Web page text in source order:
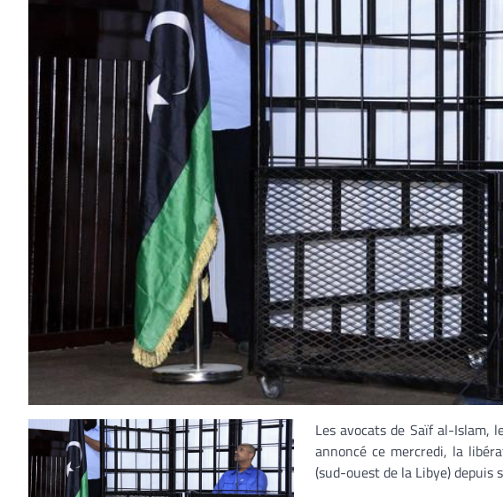
Les avocats de Saïf al-Islam,
annoncé ce mercredi, la
(sud-ouest de la Libye)